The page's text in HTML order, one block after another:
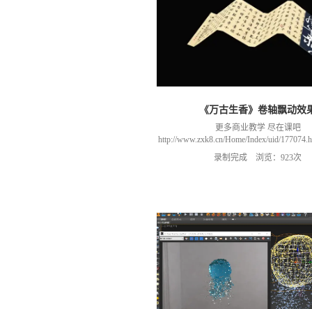
《万古生香》卷轴飘动效
更多商业教学 尽在课吧
http://www.zxk8.cn/Home/Index/uid/
以加群(课程所用素材和插件，均在
466106974 群里干货满满 可以加我们导
录制完成 浏览：923次